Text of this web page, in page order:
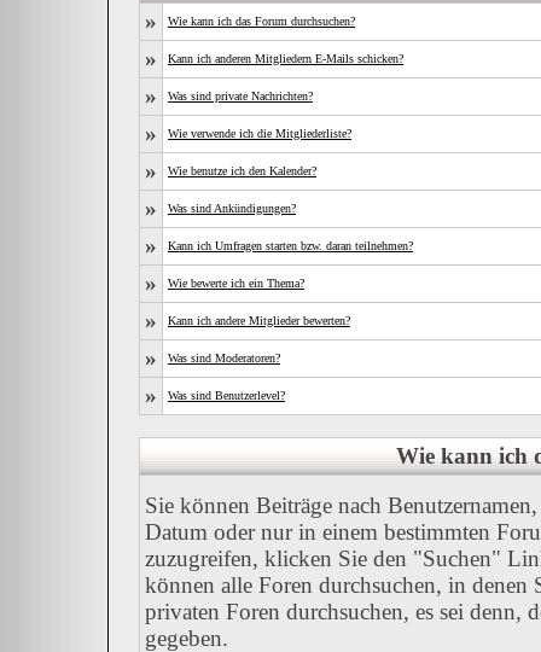
»
Wie kann ich das Forum durchsuchen?
» Kann ich anderen Mitgliedern E-Mails schicken?
» Was sind private Nachrichten?
» Wie verwende ich die Mitgliederliste?
» Wie benutze ich den Kalender?
» Was sind Ankündigungen?
» Kann ich Umfragen starten bzw. daran teilnehmen?
» Wie bewerte ich ein Thema?
» Kann ich andere Mitglieder bewerten?
» Was sind Moderatoren?
» Was sind Benutzerlevel?
Wie kann ich
Sie können Beiträge nach
Datum oder nur in einem bestimmten
zuzugreifen, klicken Sie den "Suchen"
können alle Foren durchsuchen, in
privaten Foren durchsuchen, es sei denn,
gegeben.